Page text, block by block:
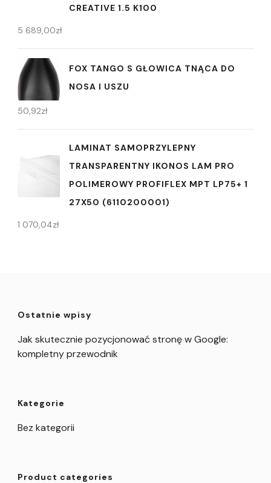
CREATIVE 1.5 K100
5 689,00zł
FOX TANGO S GŁOWICA TNĄCA DO
NOSA I USZU
50,92zł
LAMINAT SAMOPRZYLEPNY
TRANSPARENTNY IKONOS LAM PRO
POLIMEROWY PROFIFLEX MPT LP75+ 1
27X50 (6110200001)
1 070,04zł
Ostatnie wpisy
Jak skutecznie pozycjonować stronę w Google:
kompletny przewodnik
Kategorie
Bez kategorii
Product categories